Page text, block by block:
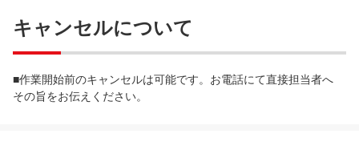
キャンセルについて
■作業開始前のキャンセルは可能です。お電話にて直接担当者へ
その旨をお伝えください。